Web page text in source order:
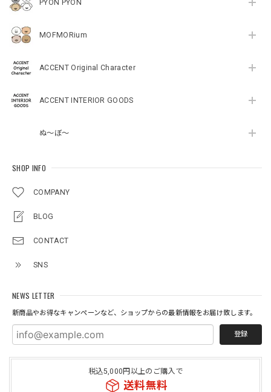
PYON PYON
MOFMORium
ACCENT Original Character
ACCENT INTERIOR GOODS
ぬ～ぼ～
SHOP INFO
COMPANY
BLOG
CONTACT
SNS
NEWS LETTER
新商品やお得なキャンペーンなど、ショップからの最新情報をお届け致します。
登録
税込5,000円以上のご購入で
送料無料